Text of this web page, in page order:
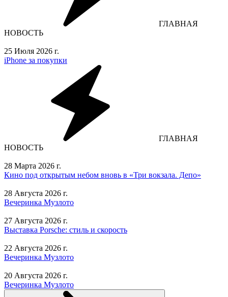
ГЛАВНАЯ
НОВОСТЬ
25 Июля 2026 г.
iPhone за покупки
ГЛАВНАЯ
НОВОСТЬ
28 Марта 2026 г.
Кино под открытым небом вновь в «Три вокзала. Депо»
28 Августа 2026 г.
Вечеринка Музлото
27 Августа 2026 г.
Выставка Porsche: стиль и скорость
22 Августа 2026 г.
Вечеринка Музлото
20 Августа 2026 г.
Вечеринка Музлото